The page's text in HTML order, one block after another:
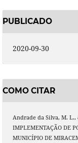
PUBLICADO
2020-09-30
COMO CITAR
Andrade da Silva, M. L.,
IMPLEMENTAÇÃO DE
MUNICÍPIO DE